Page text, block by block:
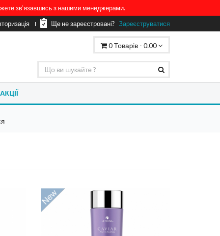
зв'язавшись з нашими менеджерами.
Ще не зареєстровані? Зареєструватися
0Товарів - 0.00
АКЦІЇ